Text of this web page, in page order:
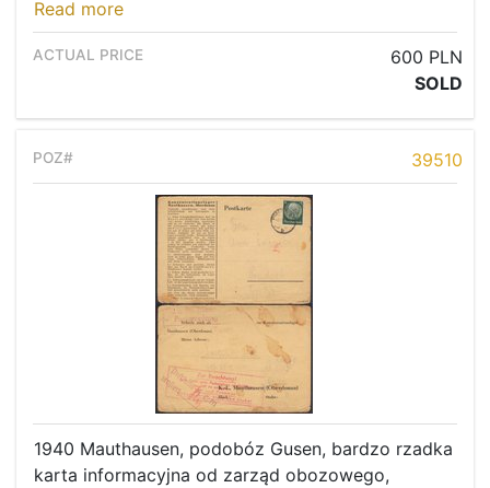
Read more
600 PLN
SOLD
39510
1940 Mauthausen, podobóz Gusen, bardzo rzadka
karta informacyjna od zarząd obozowego,